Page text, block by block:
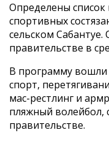
Определены список
спортивных
сельском
правительстве в
В программу вошли
спорт,
мас-рестлинг и
пляжный волейбол,
правительстве.